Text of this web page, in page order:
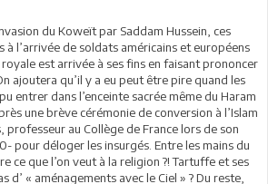
du Koweït par Saddam Hussein, ces
à l’arrivée de soldats américains et européens
est arrivée à ses fins en faisant prononcer
ajoutera qu’il y a eu peut être pire quand les
entrer dans l’enceinte sacrée même du Haram
une brève cérémonie de conversion à l’Islam
professeur au Collège de France lors de son
pour déloger les insurgés. Entre les mains du
ce que l’on veut à la religion ?! Tartuffe et ses
d’ « aménagements avec le Ciel » ? Du reste,